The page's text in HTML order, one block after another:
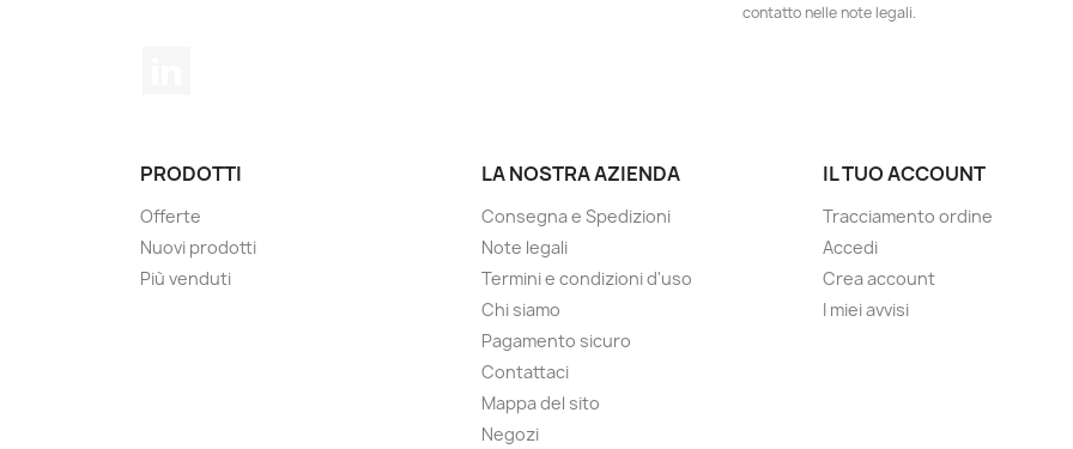
contatto nelle note legali.
PRODOTTI
Offerte
Nuovi prodotti
Più venduti
LA NOSTRA AZIENDA
Consegna e Spedizioni
Note legali
Termini e condizioni d'uso
Chi siamo
Pagamento sicuro
Contattaci
Mappa del sito
Negozi
IL TUO ACCOUNT
Tracciamento ordine
Accedi
Crea account
I miei avvisi